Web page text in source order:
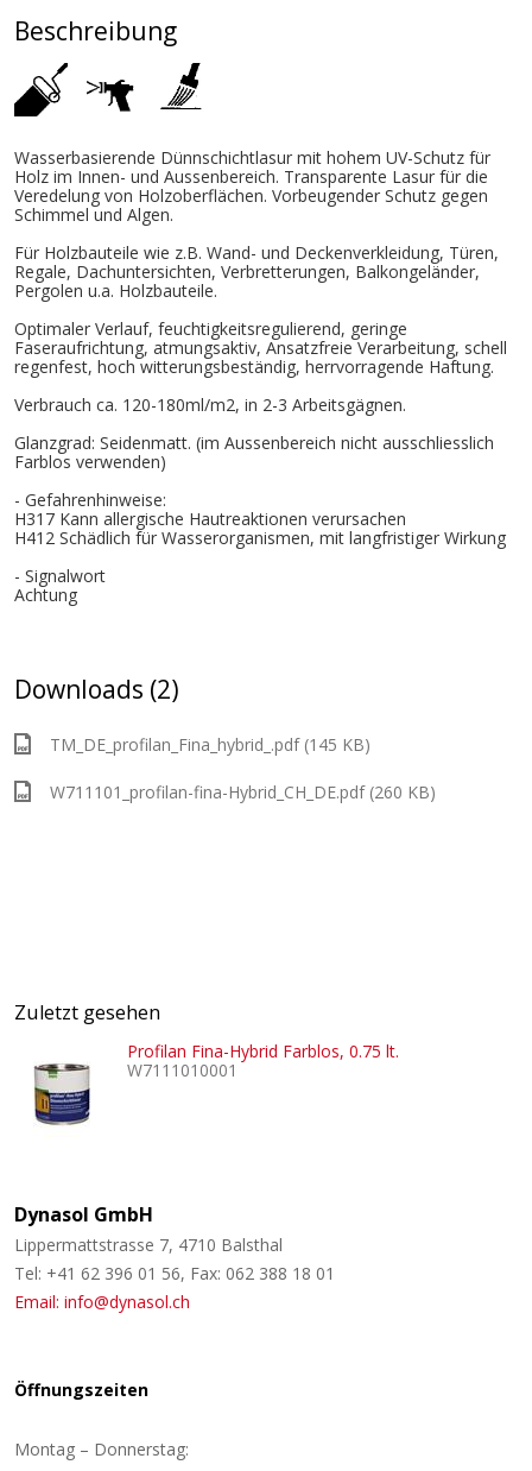
Beschreibung
Wasserbasierende Dünnschichtlasur mit hohem UV-Schutz für
Holz im Innen- und Aussenbereich. Transparente Lasur für die
Veredelung von Holzoberflächen. Vorbeugender Schutz gegen
Schimmel und Algen.
Für Holzbauteile wie z.B. Wand- und Deckenverkleidung, Türen,
Regale, Dachuntersichten, Verbretterungen, Balkongeländer,
Pergolen u.a. Holzbauteile.
Optimaler Verlauf, feuchtigkeitsregulierend, geringe
Faseraufrichtung, atmungsaktiv, Ansatzfreie Verarbeitung, schell
regenfest, hoch witterungsbeständig, herrvorragende Haftung.
Verbrauch ca. 120-180ml/m2, in 2-3 Arbeitsgägnen.
Glanzgrad: Seidenmatt. (im Aussenbereich nicht ausschliesslich
Farblos verwenden)
- Gefahrenhinweise:
H317 Kann allergische Hautreaktionen verursachen
H412 Schädlich für Wasserorganismen, mit langfristiger Wirkung
- Signalwort
Achtung
Downloads (2)
TM_DE_profilan_Fina_hybrid_.pdf (145 KB)
W711101_profilan-fina-Hybrid_CH_DE.pdf (260 KB)
Zuletzt gesehen
Profilan Fina-Hybrid Farblos, 0.75 lt.
W7111010001
Dynasol GmbH
Lippermattstrasse 7, 4710 Balsthal
Tel: +41 62 396 01 56, Fax: 062 388 18 01
Email: info@dynasol.ch
Öffnungszeiten
Montag – Donnerstag: